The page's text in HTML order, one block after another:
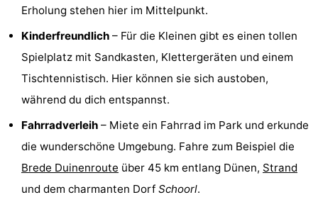
Städte
Sport
-
Schwimmbader
Radfahren
Reiten
Erholung stehen hier im Mittelpunkt.
Kinderfreundlich – Für die Kleinen gibt es einen tollen
Spielplatz mit Sandkasten, Klettergeräten und einem
Tischtennistisch. Hier können sie sich austoben,
während du dich entspannst.
Fahrradverleih – Miete ein Fahrrad im Park und erkunde
die wunderschöne Umgebung. Fahre zum Beispiel die
Brede Duinenroute über 45 km entlang Dünen, Strand
und dem charmanten Dorf Schoorl.